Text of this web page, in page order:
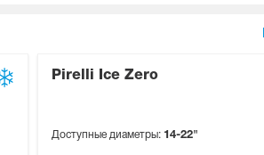
Pirelli Ice Zero
Доступные диаметры: 14-22"